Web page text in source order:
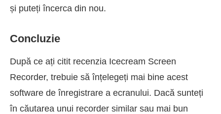
și puteți încerca din nou.
Concluzie
După ce ați citit recenzia Icecream Screen
Recorder, trebuie să înțelegeți mai bine acest
software de înregistrare a ecranului. Dacă sunteți
în căutarea unui recorder similar sau mai bun